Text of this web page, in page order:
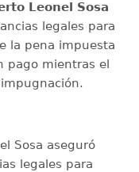
Leonel Sosa
legales para
la pena impuesta
pago mientras el
Sosa aseguró
legales para